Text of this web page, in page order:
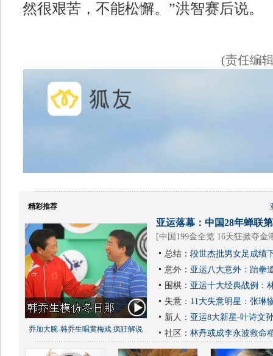
然很艰苦，不能松懈。”洪智赛后说。
(责任编
精彩推荐
乔加大腕-韩乔生唱黄梅戏 疯狂解说
亚运落幕：中国28年蝉联
[中国199金全览 16天狂掀夺金
总结： 段世杰批男女足成绩
意外： 亚运八大意外：跆拳
围棋： 亚运十大经典战例：
失意： 11大失意明星：张琳
新人： 亚运8大新星-叶诗文
社区： 林丹或成李永波救命